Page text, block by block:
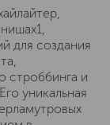
для создания
строббинга и
уникальная